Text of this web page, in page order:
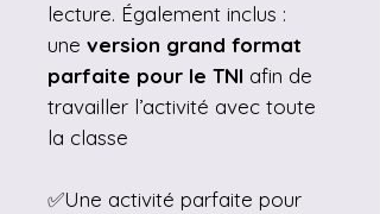
lecture. Également inclus :
une version grand format
parfaite pour le TNI afin de
travailler l’activité avec toute
la classe
✅Une activité parfaite pour